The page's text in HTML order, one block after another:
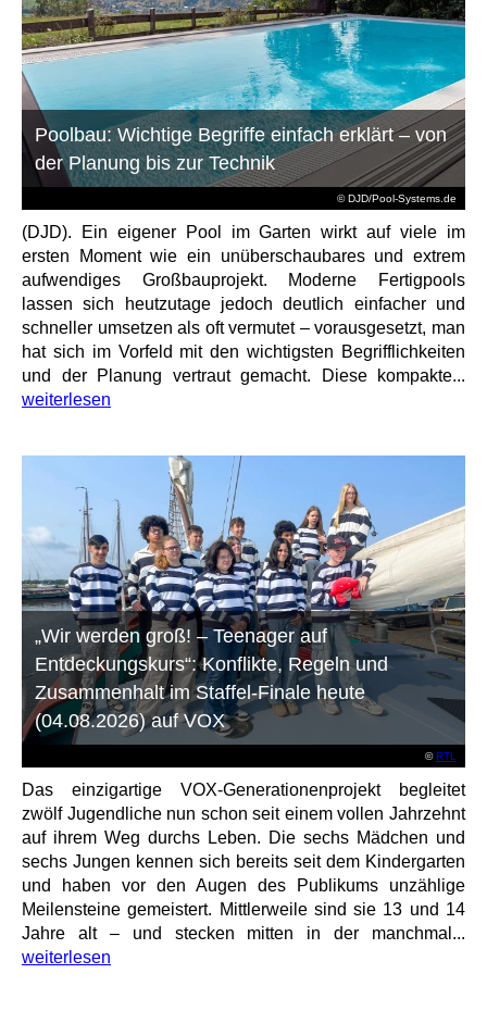
© DJD/Pool-Systems.de
Poolbau: Wichtige Begriffe einfach erklärt – von
der Planung bis zur Technik
(DJD). Ein eigener Pool im Garten wirkt auf viele im
ersten Moment wie ein unüberschaubares und extrem
aufwendiges Großbauprojekt. Moderne Fertigpools
lassen sich heutzutage jedoch deutlich einfacher und
schneller umsetzen als oft vermutet – vorausgesetzt, man
hat sich im Vorfeld mit den wichtigsten Begrifflichkeiten
und der Planung vertraut gemacht. Diese kompakte...
weiterlesen
©RTL
„Wir werden groß! – Teenager auf
Entdeckungskurs“: Konflikte, Regeln und
Zusammenhalt im Staffel-Finale heute
(04.08.2026) auf VOX
Das einzigartige VOX-Generationenprojekt begleitet
zwölf Jugendliche nun schon seit einem vollen Jahrzehnt
auf ihrem Weg durchs Leben. Die sechs Mädchen und
sechs Jungen kennen sich bereits seit dem Kindergarten
und haben vor den Augen des Publikums unzählige
Meilensteine gemeistert. Mittlerweile sind sie 13 und 14
Jahre alt – und stecken mitten in der manchmal...
weiterlesen